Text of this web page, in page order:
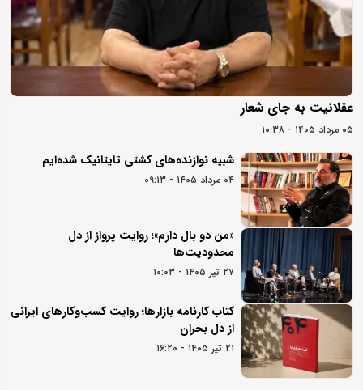
عقلانیت به جای شعار
۰۵ مرداد ۱۴۰۵ - ۱۰:۳۸
شبیه نوازنده‌های کشتی تایتانیک شده‌ایم
۰۴ مرداد ۱۴۰۵ - ۰۹:۱۳
«من دو بال دارم»؛ روایت پرواز از دل
محدودیت‌ها
۲۷ تیر ۱۴۰۵ - ۱۰:۰۳
کتاب کارنامه بازارها؛ روایت کسب‌و‌کارهای ایرانی
از دل بحران
۲۱ تیر ۱۴۰۵ - ۱۶:۲۰